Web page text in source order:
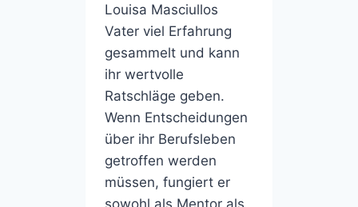
Louisa Masciullos
Vater viel Erfahrung
gesammelt und kann
ihr wertvolle
Ratschläge geben.
Wenn Entscheidungen
über ihr Berufsleben
getroffen werden
müssen, fungiert er
sowohl als Mentor als